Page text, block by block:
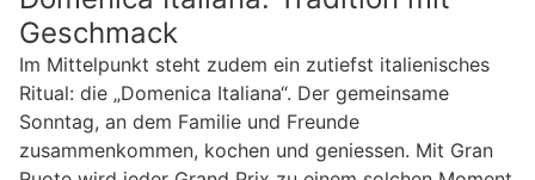
Geschmack
Im Mittelpunkt steht zudem ein zutiefst italienisches
Ritual: die „Domenica Italiana“. Der gemeinsame
Sonntag, an dem Familie und Freunde
zusammenkommen, kochen und geniessen. Mit Gran